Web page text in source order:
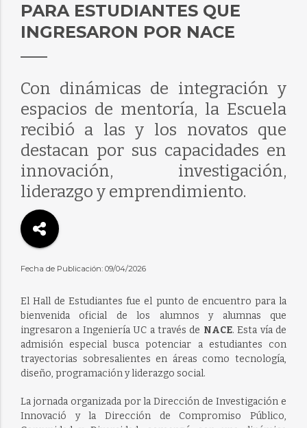
PARA ESTUDIANTES QUE
INGRESARON POR NACE
Con dinámicas de integración y
espacios de mentoría, la Escuela
recibió a las y los novatos que
destacan por sus capacidades en
innovación, investigación,
liderazgo y emprendimiento.
Fecha de Publicación: 09/04/2026
El Hall de Estudiantes fue el punto de encuentro para la
bienvenida oficial de los alumnos y alumnas que
ingresaron a Ingeniería UC a través de NACE. Esta vía de
admisión especial busca potenciar a estudiantes con
trayectorias sobresalientes en áreas como tecnología,
diseño, programación y liderazgo social.
La jornada organizada por la Dirección de Investigación e
Innovació y la Dirección de Compromiso Público,